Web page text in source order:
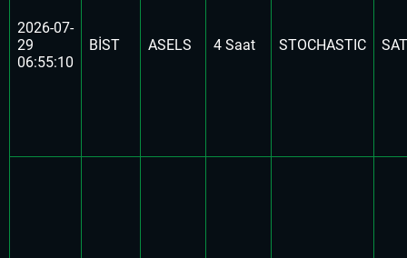
2026-07-
29
06:55:10
BİST ASELS 4 Saat STOCHASTIC SAT